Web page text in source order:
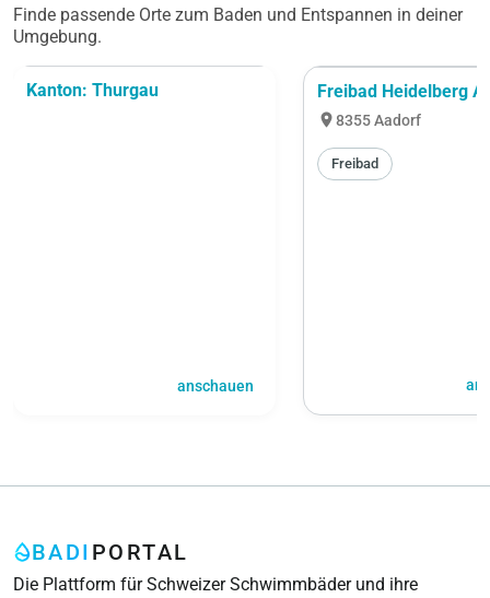
Finde passende Orte zum Baden und Entspannen in deiner
Umgebung.
Kanton: Thurgau
anschauen
Freibad Heidelberg
location_on8355 Aadorf
Freibad
BADI PORTAL
Die Plattform für Schweizer Schwimmbäder und ihre